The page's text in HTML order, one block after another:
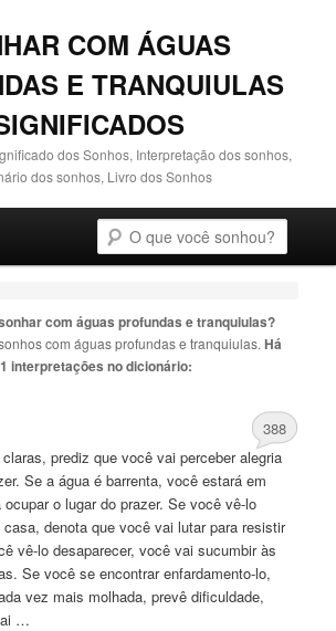
COM ÁGUAS
E TRANQUIULAS
dos Sonhos, Interpretação dos sonhos,
dos sonhos, Livro dos Sonhos
principal
secundário
com águas profundas e tranquiulas?
com águas profundas e tranquiulas. Há
interpretações no dicionário:
388
claras, prediz que você vai perceber alegria
Se a água é barrenta, você estará em
o lugar do prazer. Se você vê-lo
denota que você vai lutar para resistir
vê-lo desaparecer, você vai sucumbir às
Se você se encontrar enfardamento-lo,
vez mais molhada, prevê dificuldade,
…